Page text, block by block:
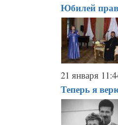
Юбилей
21 января
Теперь я